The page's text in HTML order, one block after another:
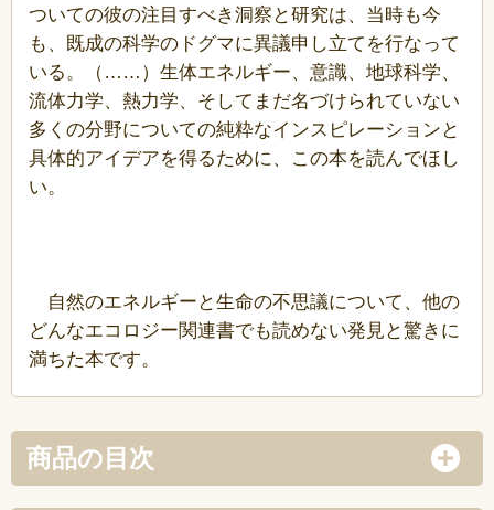
ついての彼の注目すべき洞察と研究は、当時も今
も、既成の科学のドグマに異議申し立てを行なって
いる。（……）生体エネルギー、意識、地球科学、
流体力学、熱力学、そしてまだ名づけられていない
多くの分野についての純粋なインスピレーションと
具体的アイデアを得るために、この本を読んでほし
い。
自然のエネルギーと生命の不思議について、他の
どんなエコロジー関連書でも読めない発見と驚きに
満ちた本です。
商品の目次